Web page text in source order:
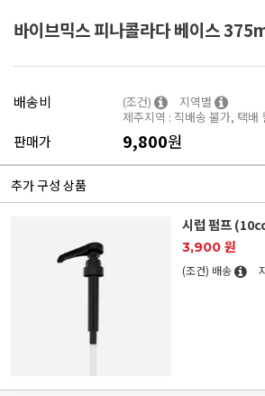
바이브믹스 피나콜라다 베이스
배송비 (조건)
지역별
제주지역 : 직배송 불가, 택배
판매가 9,800원
추가 구성 상품
시럽 펌프
3,900 원
(조건) 배송